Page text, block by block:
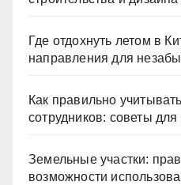
Где отдохнуть летом в
направления для
Как правильно
сотрудников: советы для
Земельные участки:
возможности